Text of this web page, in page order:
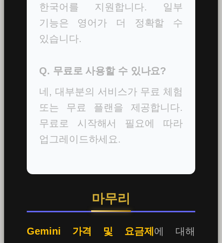
한국어를 지원합니다. 일부
기능은 영어가 더 정확할 수
있습니다.
Q. 무료로 사용할 수 있나요?
네, 대부분의 서비스가 무료 체험
또는 무료 플랜을 제공합니다.
무료로 시작해서 필요에 따라
업그레이드하세요.
마무리
Gemini 가격 및 요금제 에 대해